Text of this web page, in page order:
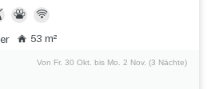
53 m²
Von Fr. 30 Okt. bis Mo. 2 Nov. (3 Nächte)